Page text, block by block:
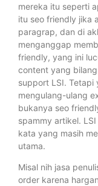
mereka itu seperti
itu seo friendly jika
paragrap, dan di
menganggap
friendly, yang ini
content yang
support LSI. Tetapi
mengulang-ulang
bukanya seo
spammy artikel.
kata yang masih
utama.
Misal nih jasa
order karena